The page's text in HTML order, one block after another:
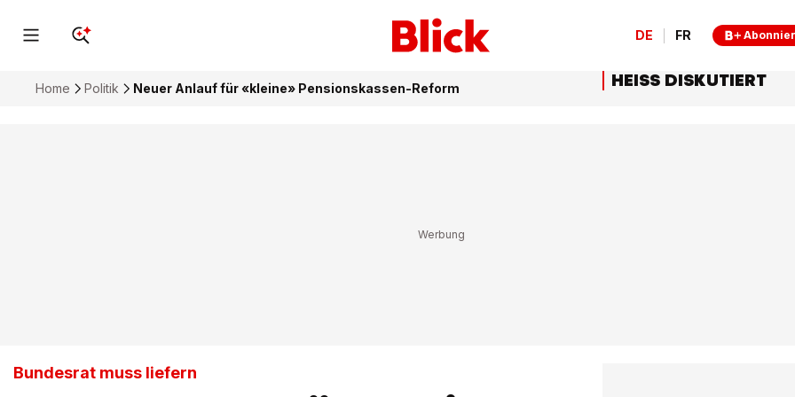
DE FR
Home Politik Neuer Anlauf für «kleine» Pensionskassen-Reform
Bundesrat muss liefern
HEISS DISKUTIERT